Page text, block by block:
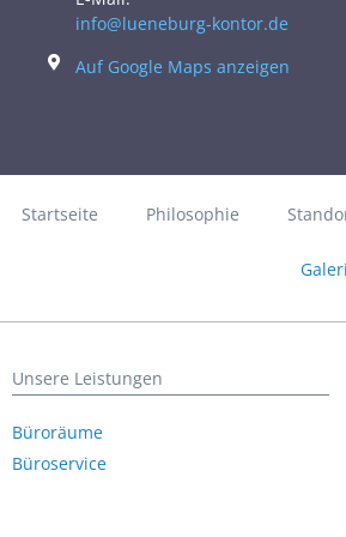
info@lueneburg-kontor.de
Auf Google Maps anzeigen
Startseite Philosophie
Unsere Leistungen
Büroräume
Büroservice